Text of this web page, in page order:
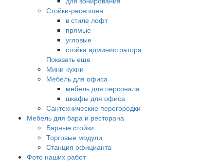
Стойки-ресепшен
в стиле лофт
прямые
угловые
стойка администратора
Показать еще
Мини-кухни
Мебель для офиса
мебель для персонала
шкафы для офиса
Сантехнические перегородки
Мебель для бара и ресторана
Барные стойки
Торговые модули
Станция официанта
Фото наших работ